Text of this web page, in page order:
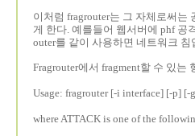
이처럼 fragrouter는 그 자체로써
게 한다. 예를들어 웹서버에 phf 공
outer를 같이 사용하면 네트워크
Fragrouter에서 fragment할 수 있는
Usage: fragrouter [-i interface] [-p]
where ATTACK is one of the